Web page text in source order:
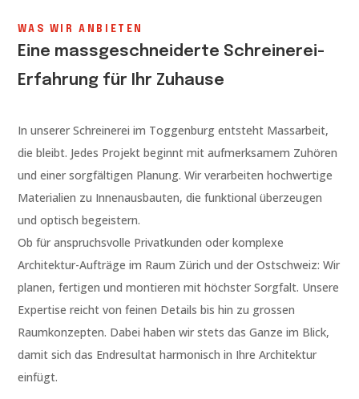
WAS WIR ANBIETEN
Eine massgeschneiderte Schreinerei-
Erfahrung für Ihr Zuhause
In unserer Schreinerei im Toggenburg entsteht Massarbeit,
die bleibt. Jedes Projekt beginnt mit aufmerksamem Zuhören
und einer sorgfältigen Planung. Wir verarbeiten hochwertige
Materialien zu Innenausbauten, die funktional überzeugen
und optisch begeistern.
Ob für anspruchsvolle Privatkunden oder komplexe
Architektur-Aufträge im Raum Zürich und der Ostschweiz: Wir
planen, fertigen und montieren mit höchster Sorgfalt. Unsere
Expertise reicht von feinen Details bis hin zu grossen
Raumkonzepten. Dabei haben wir stets das Ganze im Blick,
damit sich das Endresultat harmonisch in Ihre Architektur
einfügt.